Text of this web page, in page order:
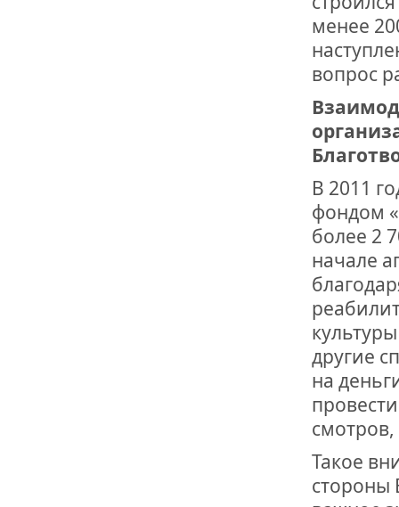
менее
вопрос
В 2011
фондом
более 2
начале
другие
на
Такое
стороны